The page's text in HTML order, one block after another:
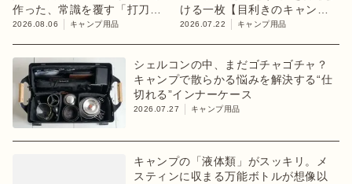
作った、常識を覆す「打刀」
ペグ
2026.08.06 キャンプ用品
ける一枚【目利きのキャンプ
ギア】
2026.07.22 キャンプ用品
シェルコンの中、まだゴチャゴチャ？
キャンプで散らかる悩みを解決する“仕
切れる”インナーケース
2026.07.27 キャンプ用品
キャンプの「液体類」がスッキリ。メ
スティンに収まる万能ボトルが想像以